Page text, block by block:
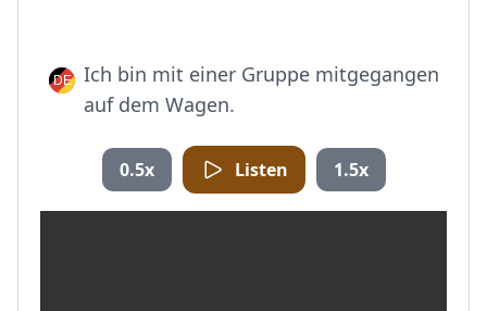
Ich bin mit einer Gruppe mitgegangen
auf dem Wagen.
0.5x Listen 1.5x